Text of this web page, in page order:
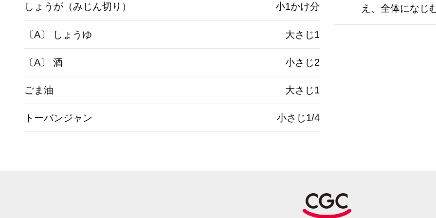
しょうが（みじん切り） 小1かけ分
〔A〕 しょうゆ 大さじ1
〔A〕 酒 小さじ2
ごま油 大さじ1
トーバンジャン 小さじ1/4
え、全体になじ